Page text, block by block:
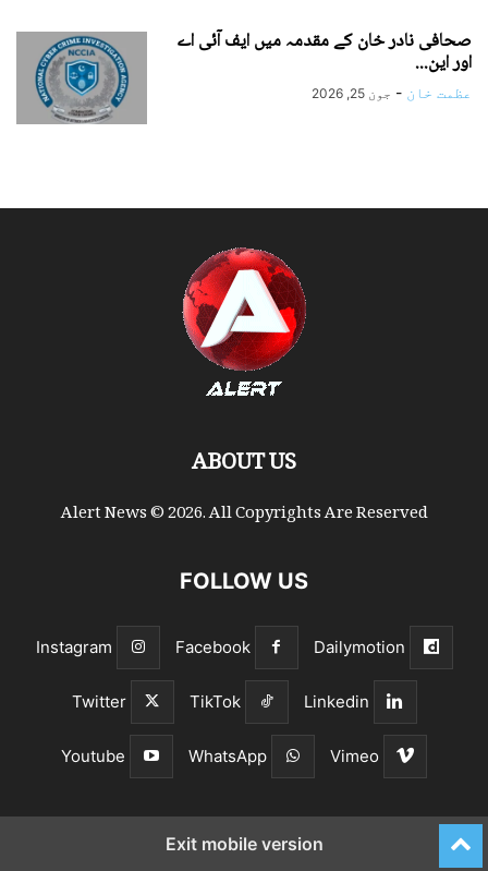
صحافی نادر خان کے مقدمہ میں ایف آئی اے
اور این...
عظمت خان - جون 25, 2026
ABOUT US
Alert News © 2026. All Copyrights Are Reserved
FOLLOW US
Dailymotion
Facebook
Instagram
Linkedin
TikTok
Twitter
Vimeo
WhatsApp
Youtube
Exit mobile version